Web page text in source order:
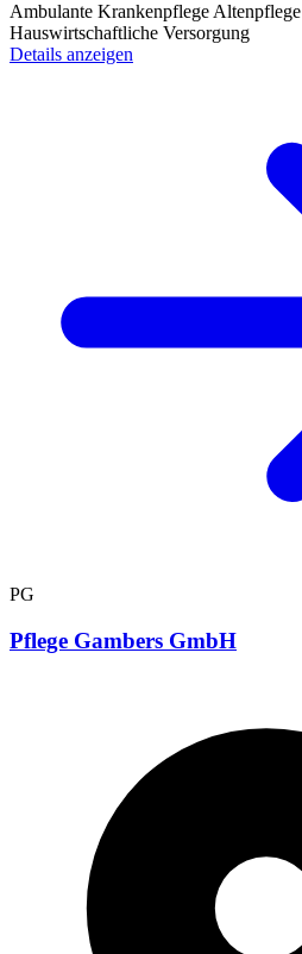
Ambulante KrankenpflegeAltenpflege
Hauswirtschaftliche Versorgung
Details anzeigen
PG
Pflege Gambers GmbH